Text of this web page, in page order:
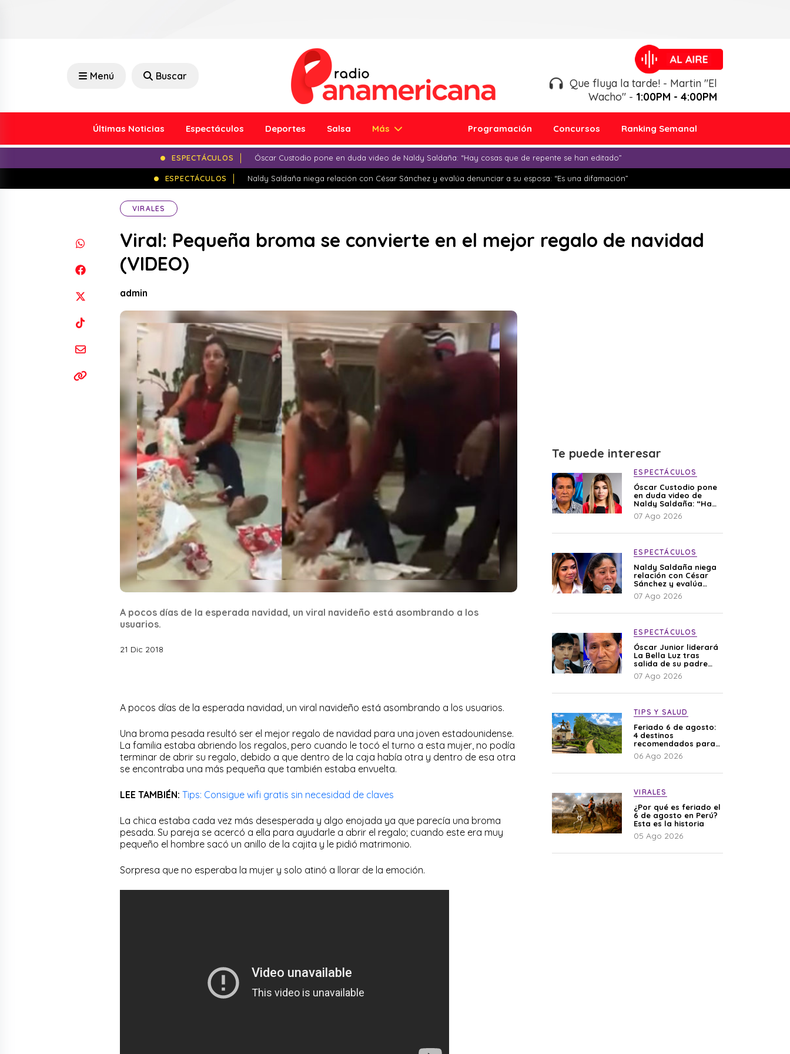
Menú Buscar
Que fluya la tarde! - Martin "El
Wacho" - 1:00PM - 4:00PM
Últimas Noticias Espectáculos Deportes Salsa Más Programación Concursos Ranking Semanal
ESPECTÁCULOS Óscar Custodio pone en duda video de Naldy Saldaña: “Hay cosas que de repente se han editado”
ESPECTÁCULOS Naldy Saldaña niega relación con César Sánchez y evalúa denunciar a su esposa: “Es una difamación”
VIRALES
Viral: Pequeña broma se convierte en el mejor regalo de navidad
(VIDEO)
admin
A pocos días de la esperada navidad, un viral navideño está asombrando a los
usuarios.
21 Dic 2018
A pocos días de la esperada navidad, un viral navideño está asombrando a los usuarios.
Una broma pesada resultó ser el mejor regalo de navidad para una joven estadounidense.
La familia estaba abriendo los regalos, pero cuando le tocó el turno a esta mujer, no podía
terminar de abrir su regalo, debido a que dentro de la caja había otra y dentro de esa otra
se encontraba una más pequeña que también estaba envuelta.
LEE TAMBIÉN: Tips: Consigue wifi gratis sin necesidad de claves
La chica estaba cada vez más desesperada y algo enojada ya que parecía una broma
pesada. Su pareja se acercó a ella para ayudarle a abrir el regalo; cuando este era muy
pequeño el hombre sacó un anillo de la cajita y le pidió matrimonio.
Sorpresa que no esperaba la mujer y solo atinó a llorar de la emoción.
Te puede interesar
ESPECTÁCULOS
Óscar Custodio pone
en duda video de
Naldy Saldaña: “Hay
cosas que de repente
se han editado”
07 Ago 2026
ESPECTÁCULOS
Naldy Saldaña niega
relación con César
Sánchez y evalúa
denunciar a su
esposa: “Es una
07 Ago 2026
ESPECTÁCULOS
Óscar Junior liderará
La Bella Luz tras
salida de su padre
por polémica con
Naldy Saldaña
07 Ago 2026
TIPS Y SALUD
Feriado 6 de agosto:
4 destinos
recomendados para
disfrutar el descanso
06 Ago 2026
VIRALES
¿Por qué es feriado el
6 de agosto en Perú?
Esta es la historia
05 Ago 2026